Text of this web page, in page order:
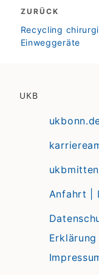
ZURÜCK
zurück
Recycling
Einweggeräte
UKB
Anfahrt |